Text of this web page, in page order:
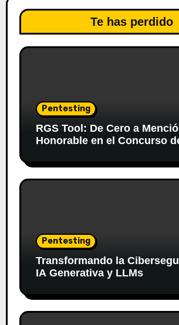
Te has perdido
Pentesting
RGS Tool: De Cero a
Honorable en el Concurso
Pentesting
Transformando la
IA Generativa y LLMs